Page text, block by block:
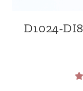
D1024-